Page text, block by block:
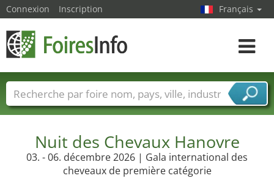
Nuit des Chevaux Hanovre
03. - 06. décembre 2026 | Gala international des
cheveaux de première catégorie
Connexion Inscription Français
Toggle
Foire noms Pays Villes
Secteurs de foire